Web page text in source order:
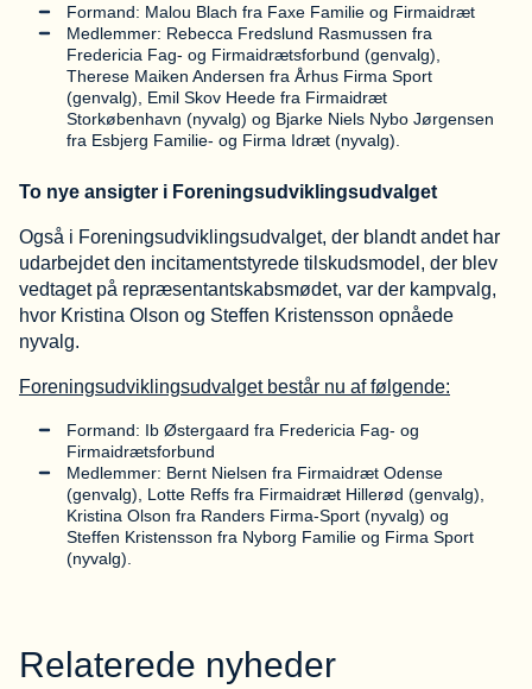
Formand: Malou Blach fra Faxe Familie og Firmaidræt
Medlemmer: Rebecca Fredslund Rasmussen fra
Fredericia Fag- og Firmaidrætsforbund (genvalg),
Therese Maiken Andersen fra Århus Firma Sport
(genvalg), Emil Skov Heede fra Firmaidræt
Storkøbenhavn (nyvalg) og Bjarke Niels Nybo Jørgensen
fra Esbjerg Familie- og Firma Idræt (nyvalg).
To nye ansigter i Foreningsudviklingsudvalget
Også i Foreningsudviklingsudvalget, der blandt andet har
udarbejdet den incitamentstyrede tilskudsmodel, der blev
vedtaget på repræsentantskabsmødet, var der kampvalg,
hvor Kristina Olson og Steffen Kristensson opnåede
nyvalg.
Foreningsudviklingsudvalget består nu af følgende:
Formand: Ib Østergaard fra Fredericia Fag- og
Firmaidrætsforbund
Medlemmer: Bernt Nielsen fra Firmaidræt Odense
(genvalg), Lotte Reffs fra Firmaidræt Hillerød (genvalg),
Kristina Olson fra Randers Firma-Sport (nyvalg) og
Steffen Kristensson fra Nyborg Familie og Firma Sport
(nyvalg).
Relaterede nyheder